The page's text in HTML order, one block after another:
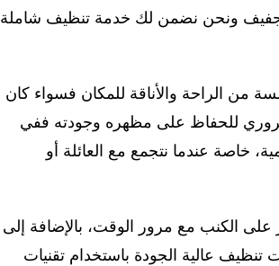
ونحن نضمن لك خدمة تنظيف شاملة
الراحة والأناقة للمكان فسواء كان
ضروري للحفاظ على مظهره وجودته ففي
خاصة عندما نتجمع مع العائلة أو
الكنب مع مرور الوقت، بالإضافة إلى
تنظيف عالية الجودة باستخدام تقنيات